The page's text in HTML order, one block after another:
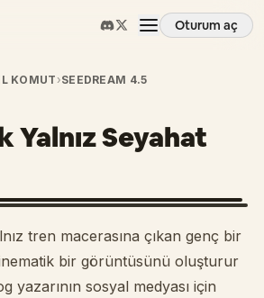
Oturum aç
KOMUT›SEEDREAM 4.5
Yalnız Seyahat
tren macerasına çıkan genç bir
bir görüntüsünü oluşturur
yazarının sosyal medyası için